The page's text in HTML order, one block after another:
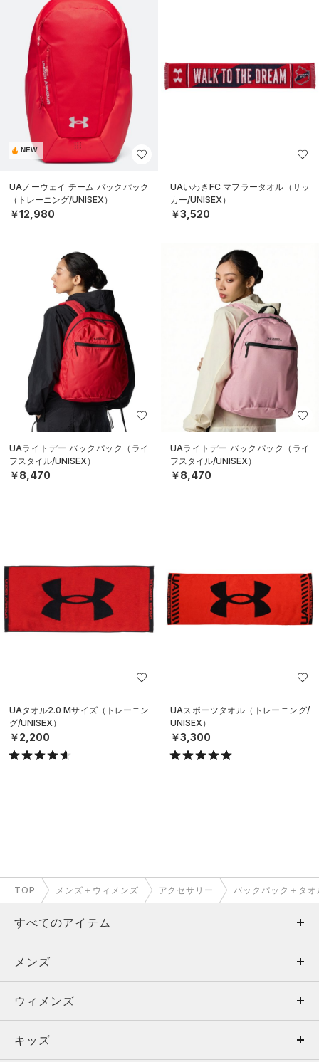
NEW
UAノーウェイ チーム バックパック
（トレーニング/UNISEX）
￥12,980
UAいわきFC マフラータオル（サッ
カー/UNISEX）
￥3,520
UAライトデー バックパック（ライ
フスタイル/UNISEX）
￥8,470
UAライトデー バックパック（ライ
フスタイル/UNISEX）
￥8,470
UAタオル2.0 Mサイズ（トレーニン
グ/UNISEX）
￥2,200
UAスポーツタオル（トレーニング/
UNISEX）
￥3,300
TOP メンズ＋ウィメンズ アクセサリー バックパック＋タオ
すべてのアイテム
メンズ
ウィメンズ
キッズ
メンズ
トップス
ボトムス
ウィメンズ
トップス
キッズ